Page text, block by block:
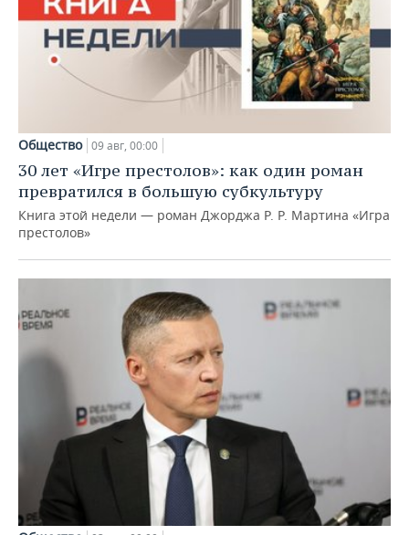
Общество 09 авг, 00:00
30 лет «Игре престолов»: как один роман
превратился в большую субкультуру
Книга этой недели — роман Джорджа Р. Р. Мартина «Игра
престолов»